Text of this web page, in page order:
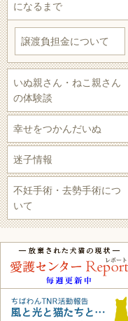
になるまで
譲渡負担金について
いぬ親さん・ねこ親さん
の体験談
幸せをつかんだいぬ
迷子情報
不妊手術・去勢手術につ
いて